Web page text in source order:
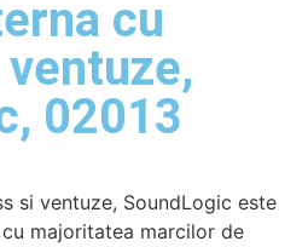
cu
02013
si ventuze, SoundLogic este
cu majoritatea marcilor de